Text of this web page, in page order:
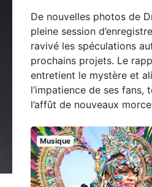
De nouvelles photos de
pleine session
ravivé les spéculations
prochains projets. Le
entretient le mystère et
l’impatience de ses fans,
l’affût de nouveaux
Musique